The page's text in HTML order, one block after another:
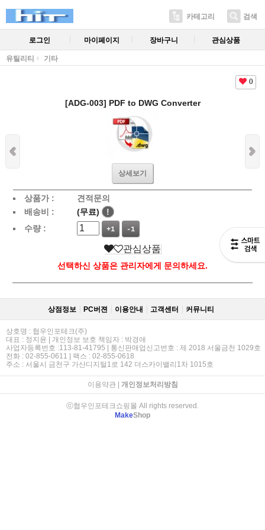
카테고리 검색
로그인 마이페이지 장바구니 관심상품
유틸리티 기타
0
[ADG-003] PDF to DWG Converter
상세보기
상품가 :
견적문의
배송비 :
(무료)
!
수량 :
+1 -1
관심상품
선택하신 상품은 관리자에게 문의하세요.
상점정보 PC버젼 이용안내 고객센터 커뮤니티
상호명 : 협우인포테크(주)
대표 : 정지윤 | 개인정보 보호 책임자 : 박경애
사업자등록번호 :113-81-41795 | 통신판매업신고번호 : 제 2018 서울금천 1029호
전화 : 02-855-0611 | 팩스 : 02-855-0618
주소 : 서울시 금천구 가산디지털1로 142 더스카이밸리1차 1015호
이용약관| 개인정보처리방침
ⓒ협우인포테크쇼핑몰 All rights reserved.
MakeShop